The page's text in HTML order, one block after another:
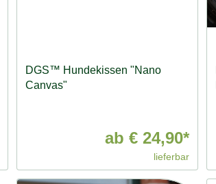
DGS™ Hundekissen "Nano
Canvas"
ab € 24,90*
lieferbar